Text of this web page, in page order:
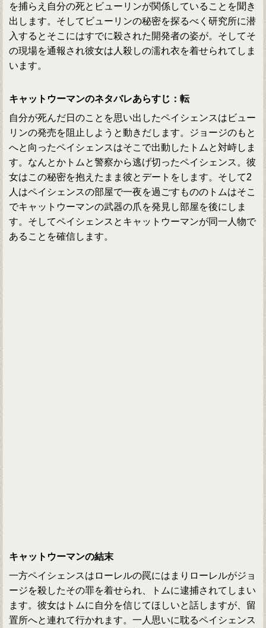
を捕らえ自分の死とビューリンが関係していることを聞き
出します。そしてビューリンの秘密を探るべく研究所に潜
入するとそこにはすでに殺された開発者の姿が。そしてそ
の現場を通報され彼女は人殺しの濡れ衣を着せられてしま
います。
キャットウーマンのネタバレあらすじ：転
自分が死んだ日のことを思い出したペイシェンスはビュー
リンの発売を阻止しようと動きだします。ジョージのもと
へと向ったペイシェンスはそこで出動したトムと対峙しま
す。なんとかトムと警察から逃げ切ったペイシェンス。彼
女はこの秘密を抱えたまま彼とデートをします。そして2
人はペイシェンスの部屋で一夜を過ごすもののトムはそこ
でキャットウーマンの武器の爪を発見し部屋を後にしま
す。そしてペイシェンスとキャットウーマンが同一人物で
あることを確信します。
キャットウーマンの結末
一方ペイシェンスはローレルの罠にはまりローレルがジョ
ージを殺したその罪を着せられ、トムに逮捕されてしまい
ます。彼女はトムに自分を信じてほしいと話しますが、留
置所へと連れて行かれます。一人思いに耽るペイシェンス